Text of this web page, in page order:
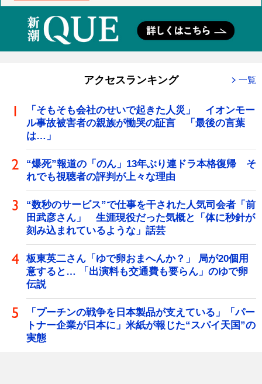
アクセスランキング 一覧
「そもそも会社のせいで起きた人災」 イオンモー
ル事故被害者の親族が慟哭の証言 「最後の言葉
は…」
“爆死”報道の「のん」13年ぶり連ドラ本格復帰 そ
れでも視聴者の評判が上々な理由
“数秒のサービス”で仕事を干された人気司会者「前
田武彦さん」 生涯現役だった気概と「体に秒針が
刻み込まれているような」話芸
板東英二さん「ゆで卵おまへんか？」 局が20個用
意すると… 「出演料も交通費も要らん」のゆで卵
伝説
「プーチンの戦争を日本製品が支えている」「パー
トナー企業が日本に」米紙が報じた“スパイ天国”の
実態